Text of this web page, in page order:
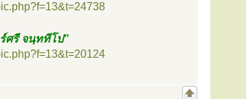
ศรี จนฺททีโป”